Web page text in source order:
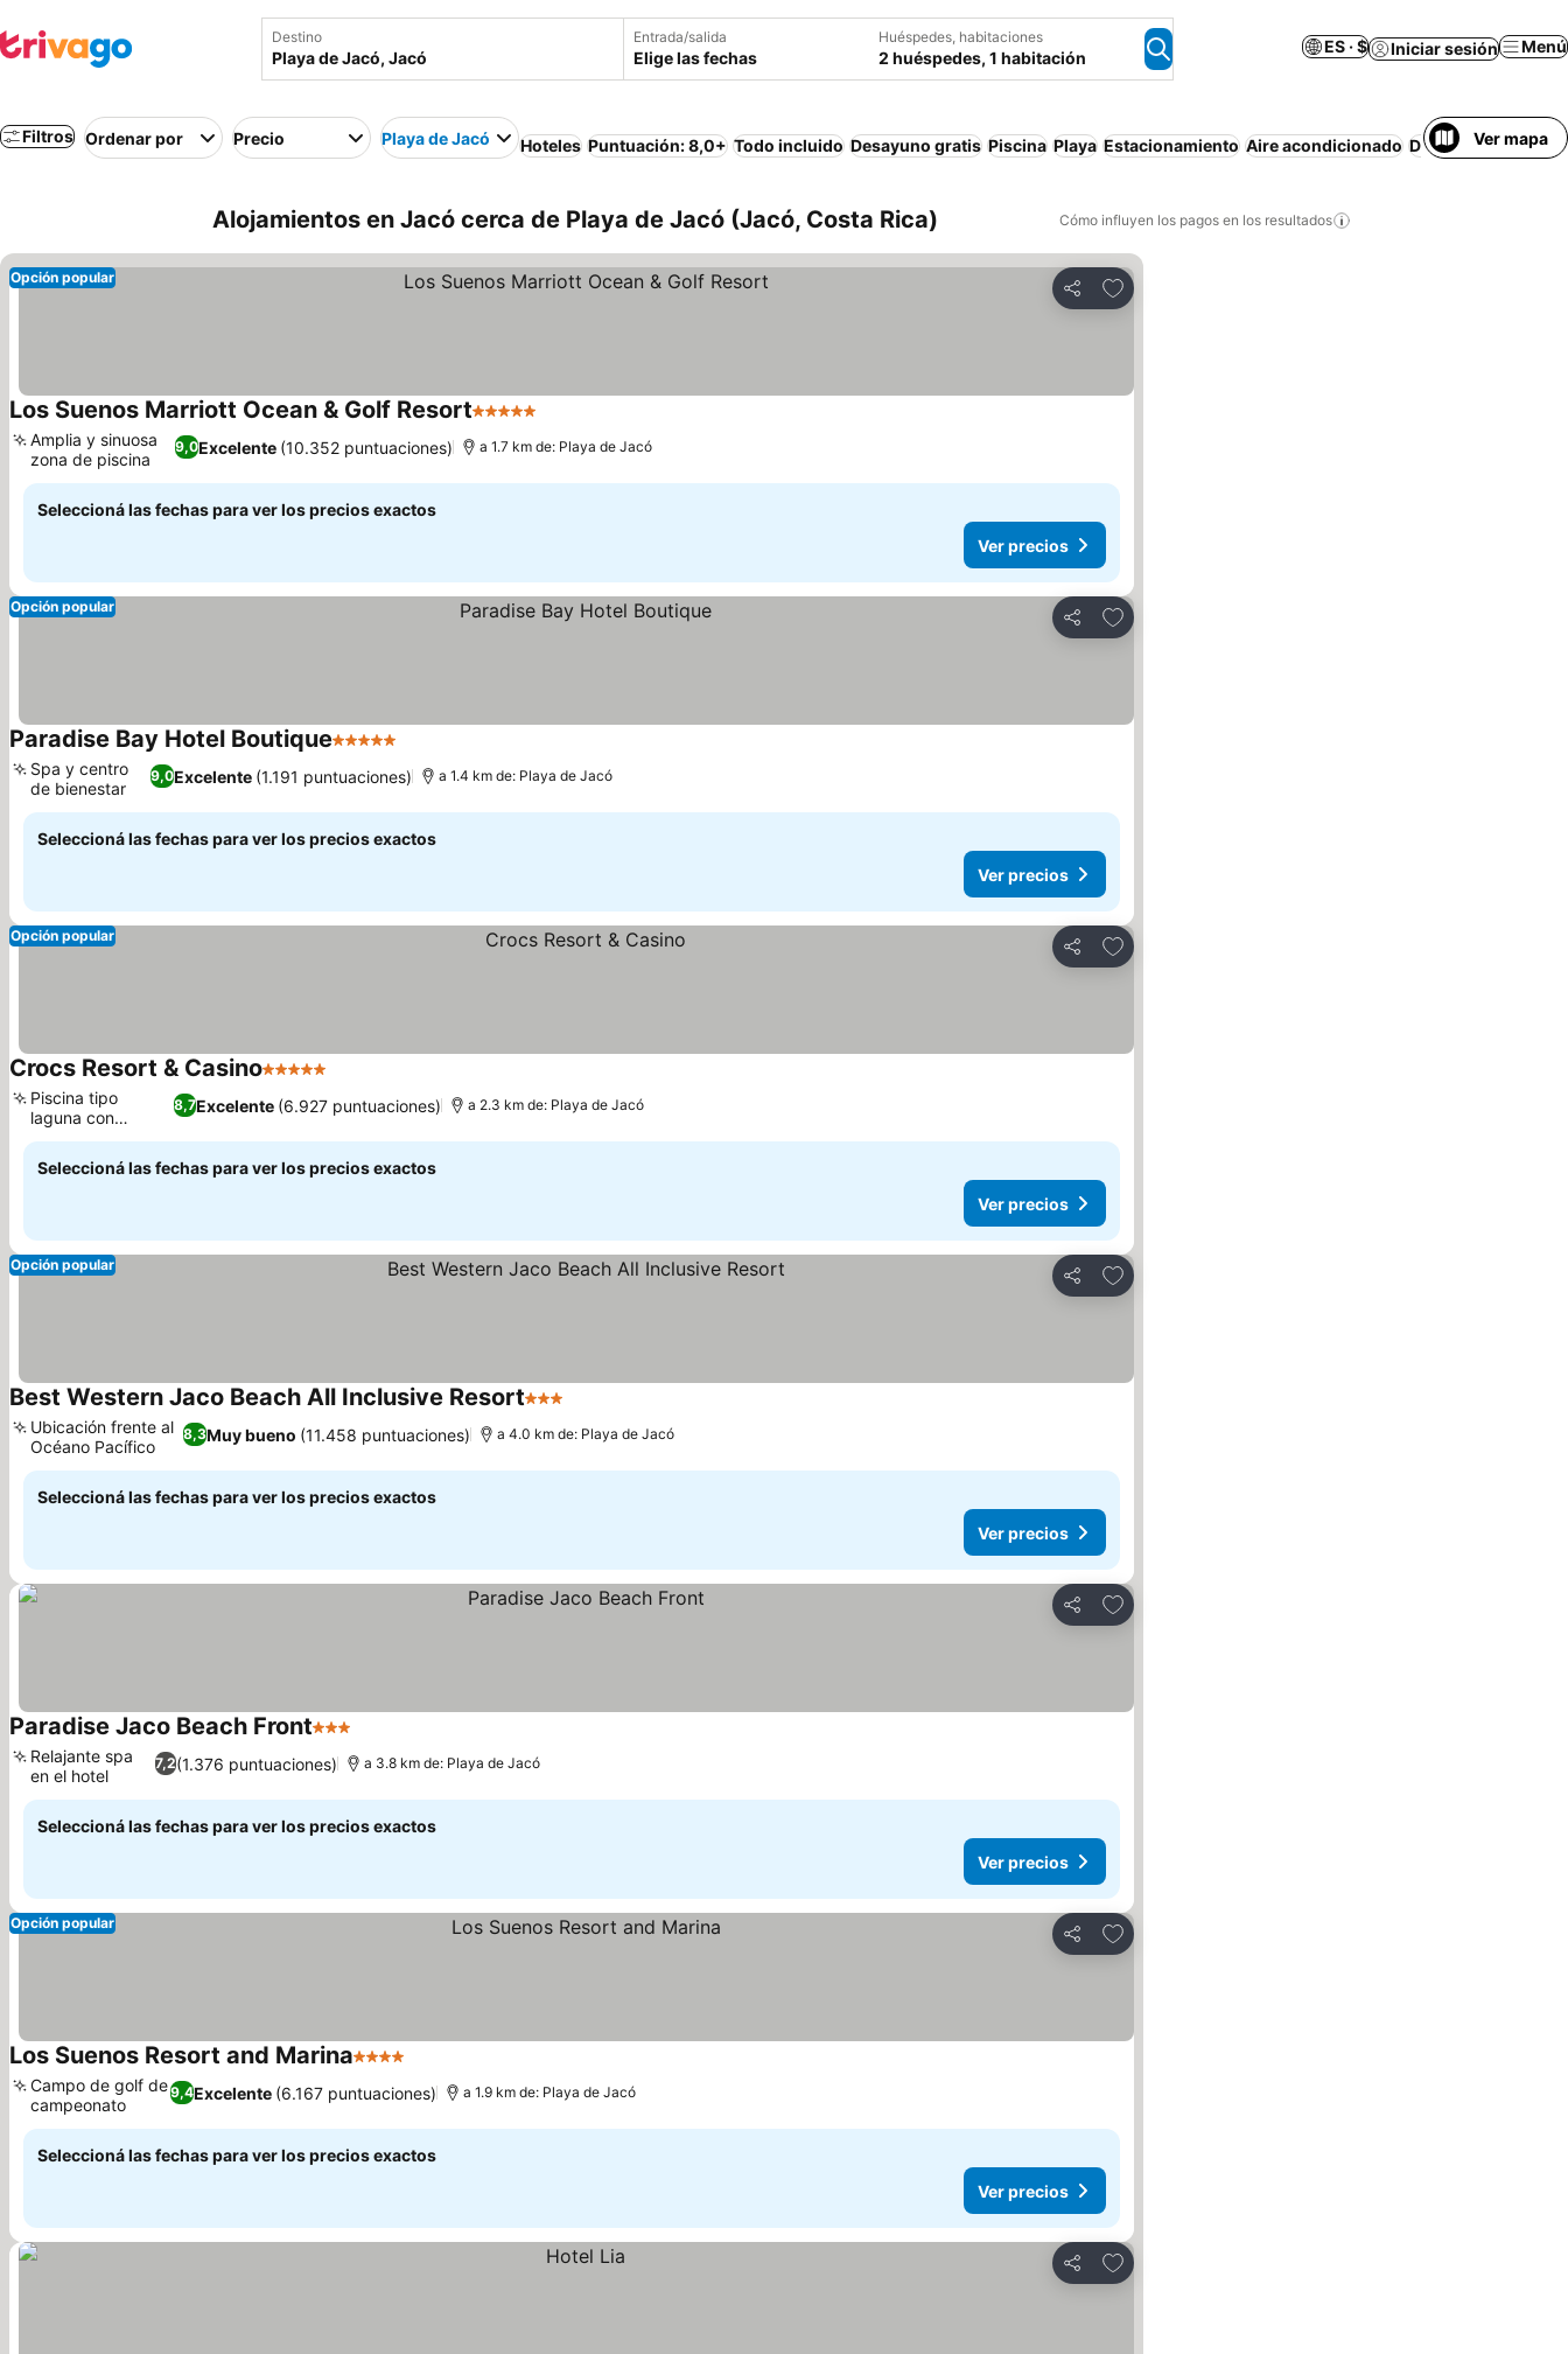
Destino Entrada/salida
Elige las fechas
Huéspedes, habitaciones
2 huéspedes, 1 habitación
ES · $ Iniciar sesión Menú
Filtros Ordenar por Precio Playa de Jacó Hoteles Puntuación: 8,0+ Todo incluido Desayuno gratis Piscina Playa Estacionamiento Aire acondicionado Departamento
Ver mapa
Alojamientos en Jacó cerca de Playa de Jacó (Jacó, Costa Rica) Cómo influyen los pagos en los resultados
Compartir
Añadir a favoritos
Opción popular
Los Suenos Marriott Ocean & Golf Resort5 Estrellas
9,0Excelente (10.352 puntuaciones)
Amplia y sinuosa
zona de piscina
a 1.7 km de: Playa de Jacó
Seleccioná las fechas para ver los precios exactos
Ver precios
Compartir
Añadir a favoritos
Opción popular
Paradise Bay Hotel Boutique5 Estrellas
9,0Excelente (1.191 puntuaciones)
Spa y centro
de bienestar
a 1.4 km de: Playa de Jacó
Seleccioná las fechas para ver los precios exactos
Ver precios
Compartir
Añadir a favoritos
Opción popular
Crocs Resort & Casino5 Estrellas
8,7Excelente (6.927 puntuaciones)
Piscina tipo
laguna con
tobogán
a 2.3 km de: Playa de Jacó
Seleccioná las fechas para ver los precios exactos
Ver precios
Compartir
Añadir a favoritos
Opción popular
Best Western Jaco Beach All Inclusive Resort3 Estrellas
8,3Muy bueno (11.458 puntuaciones)
Ubicación frente al
Océano Pacífico
a 4.0 km de: Playa de Jacó
Seleccioná las fechas para ver los precios exactos
Ver precios
Compartir
Añadir a favoritos
Paradise Jaco Beach Front3 Estrellas
7,2(1.376 puntuaciones)
Relajante spa
en el hotel
a 3.8 km de: Playa de Jacó
Seleccioná las fechas para ver los precios exactos
Ver precios
Compartir
Añadir a favoritos
Opción popular
Los Suenos Resort and Marina4 Estrellas
9,4Excelente (6.167 puntuaciones)
Campo de golf de
campeonato
a 1.9 km de: Playa de Jacó
Seleccioná las fechas para ver los precios exactos
Ver precios
Compartir
Añadir a favoritos